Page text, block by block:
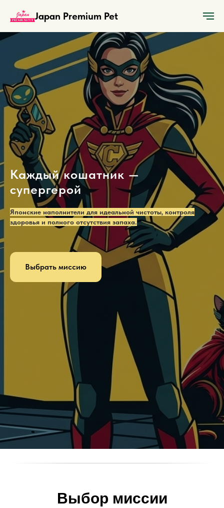
Japan Premium Pet
Каждый кошатник —
супергерой
Японские наполнители для идеальной чистоты, контроля
здоровья и полного отсутствия запаха.
Выбрать миссию
Выбор миссии